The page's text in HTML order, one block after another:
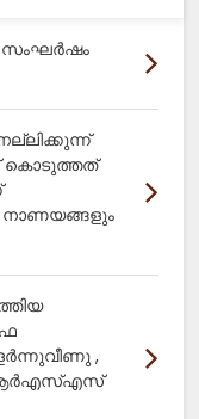
സംഘർഷം
കൊടുത്തത്
നാണയങ്ങളും
,
ആർഎസ്എസ്